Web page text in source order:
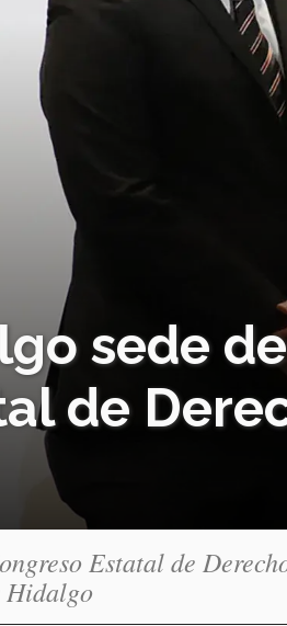
sede
de
Estatal de
Hidalgo